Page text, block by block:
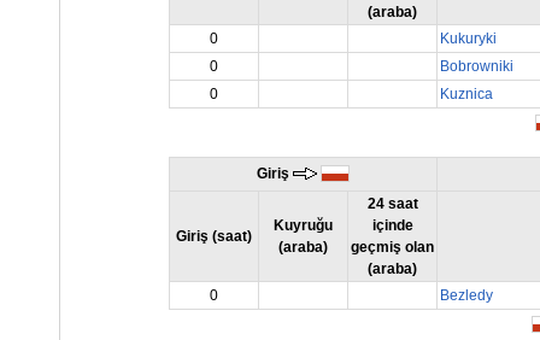
(araba)
0
Kukuryki
0
Bobrowniki
0
Kuznica
Giriş
Giriş (saat)
Kuyruğu
(araba)
24 saat
içinde
geçmiş olan
(araba)
0
Bezledy